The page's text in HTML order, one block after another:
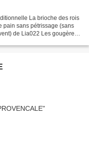
La brioche des rois
pain sans pétrissage (sans
de Lia022 Les gougères